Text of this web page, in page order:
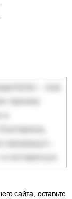
сайта, оставьте